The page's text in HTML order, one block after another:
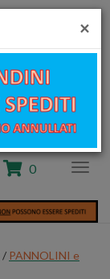
0prodotti
inseriti
/ PANNOLINI e
×